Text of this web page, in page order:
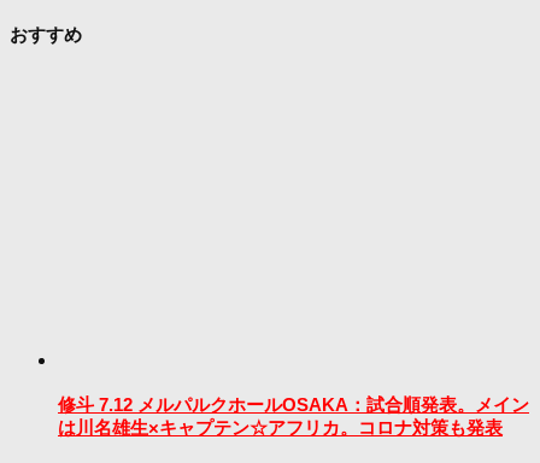
おすすめ
修斗 7.12 メルパルクホールOSAKA：試合順発表。メイン
は川名雄生×キャプテン☆アフリカ。コロナ対策も発表